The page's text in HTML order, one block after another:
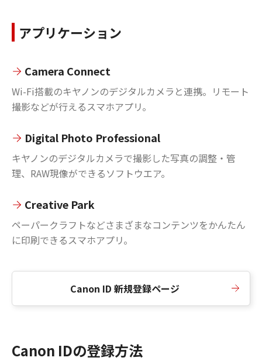
アプリケーション
Camera Connect
Wi-Fi搭載のキヤノンのデジタルカメラと連携。リモート
撮影などが行えるスマホアプリ。
Digital Photo Professional
キヤノンのデジタルカメラで撮影した写真の調整・管
理、RAW現像ができるソフトウエア。
Creative Park
ペーパークラフトなどさまざまなコンテンツをかんたん
に印刷できるスマホアプリ。
Canon ID 新規登録ページ
Canon IDの登録方法